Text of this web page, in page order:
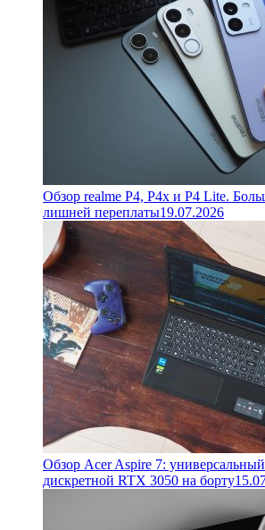
Обзор realme P4, P4x и P4 Lite.
лишней переплаты19.07.2026
Обзор Acer Aspire 7:
дискретной RTX 3050 на борту